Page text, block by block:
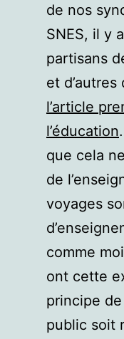
de nos
SNES, il y
partisans
et
l’article
l’éducation
que cela
de
voyages
comme
ont cette
principe
public soit